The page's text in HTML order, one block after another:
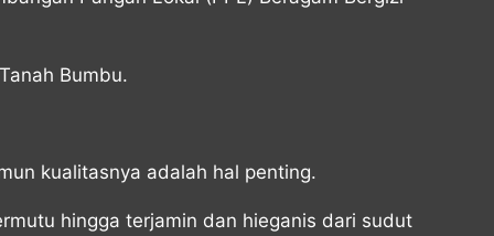
Bumbu.
kualitasnya adalah hal penting.
hingga terjamin dan hieganis dari sudut